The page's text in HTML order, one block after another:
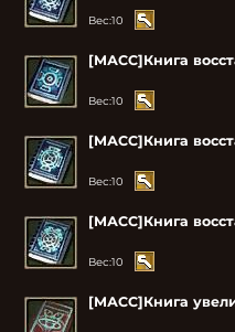
Вес:10
[МАСС]Книга
Вес:10
[МАСС]Книга
Вес:10
[МАСС]Книга
Вес:10
[МАСС]Книга